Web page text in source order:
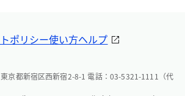
ポリシー使い方ヘルプ
京都新宿区西新宿2-8-1 電話：03-5321-1111（代